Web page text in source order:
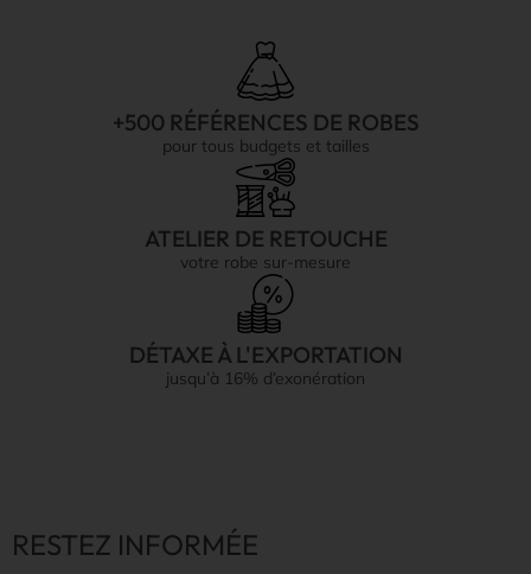
+500 RÉFÉRENCES DE ROBES
pour tous budgets et tailles
ATELIER DE RETOUCHE
votre robe sur-mesure
DÉTAXE À L'EXPORTATION
jusqu’à 16% d’exonération
RESTEZ INFORMÉE